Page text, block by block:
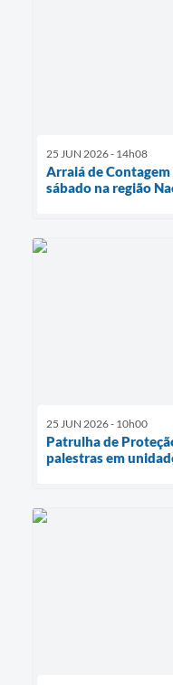
25 JUN 2026 - 14h08
Arraiá de
sábado na região
25 JUN 2026 - 10h00
Patrulha de
palestras em